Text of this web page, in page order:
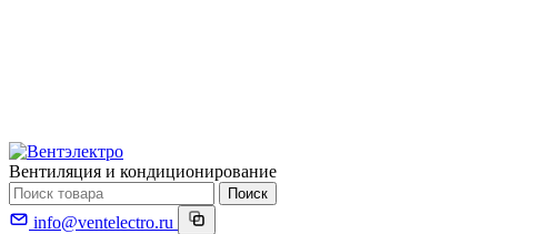
Вентиляция и кондиционирование
Поиск
info@ventelectro.ru